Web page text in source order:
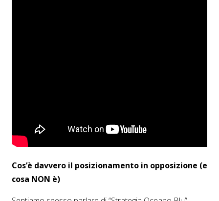
Cos’è davvero il posizionamento in opposizione (e
cosa NON è)